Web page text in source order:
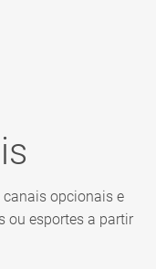
canais opcionais e
ou esportes a partir